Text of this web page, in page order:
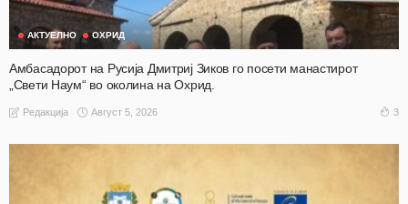
АКТУЕЛНО ОХРИД
Амбасадорот на Русија Дмитриј Зиков го посети манастирот
„Свети Наум“ во околина на Охрид.
Редакција Август 5, 2026 3